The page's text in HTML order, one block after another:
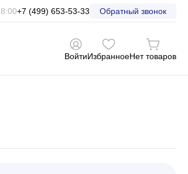
+7 (499) 653-53-33 Обратный звонок
ВойтиИзбранноеНет товаров